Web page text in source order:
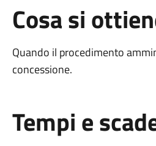
Cosa si
Quando il procedimento
concessione.
Tempi e